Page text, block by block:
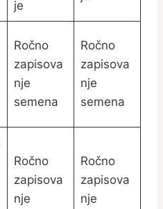
je
Ročno
zapisova
nje
semena
Ročno
zapisova
nje
semena
Ročno
zapisova
nje
Ročno
zapisova
nje